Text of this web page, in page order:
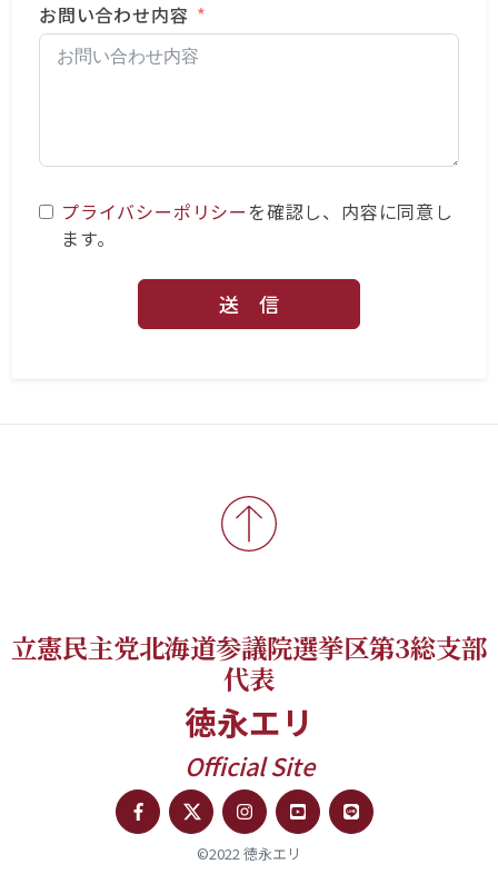
お問い合わせ内容
プライバシーポリシー を確認し、内容に同意し
ます。
送 信
立憲民主党北海道参議院選挙区第3総支部
代表
徳永エリ
Official Site
©2022 徳永エリ